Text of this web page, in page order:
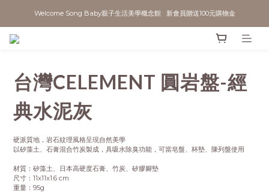
Welcome Song Baby親子生活美學概念館   新會員贈送100元購物金
台灣CELEMENT 圓岩盤-經
典水泥灰
硬派質地，岩石紋理風格呈現自然美學
以矽藻土、石膏混合竹炭製成，具吸水除臭功能，可當皂盤、杯墊、陳列盤使用
材質：矽藻土、日本高硬度石膏、竹炭、矽膠腳墊
尺寸：11x11x1.6 cm
重量：95g